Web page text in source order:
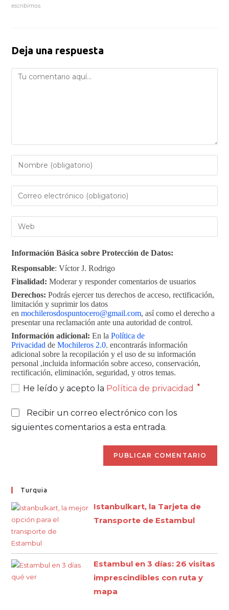
escribimos.
Deja una respuesta
Información Básica sobre Protección de Datos:
Responsable: Víctor J. Rodrigo
Finalidad:Moderar y responder comentarios de usuarios
Derechos:Podrás ejercer tus derechos de acceso, rectificación,
limitación y suprimir los datos
enmochilerosdospuntocero@gmail.com, así como el derecho a
presentar una reclamación ante una autoridad de control.
Información adicional: En laPolítica de
Privacidad deMochileros 2.0, encontrarás información
adicional sobre la recopilación y el uso de su información
personal ,incluida información sobre acceso, conservación,
rectificación, eliminación, seguridad, y otros temas.
He leído y acepto la Política de privacidad *
Recibir un correo electrónico con los
siguientes comentarios a esta entrada.
Turquia
Istanbulkart, la Tarjeta de
Transporte de Estambul
Estambul en 3 días: 26 visitas
imprescindibles con ruta y
mapa